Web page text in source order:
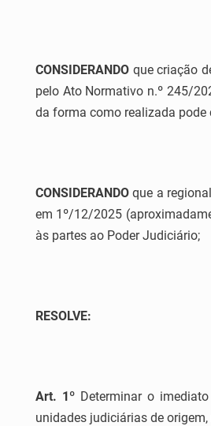
CONSIDERANDOque criação
pelo Ato Normativo n.º 245/
da forma como realizada
CONSIDERANDOque a
em 1º/12/2025
às partes ao Poder Judiciário;
RESOLVE:
Art. 1ºDeterminar o imediato
unidades judiciárias de